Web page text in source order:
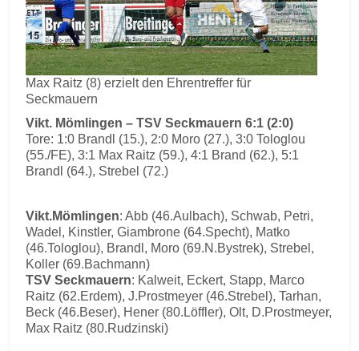
Max Raitz (8) erzielt den Ehrentreffer für
Seckmauern
Vikt. Mömlingen – TSV Seckmauern 6:1 (2:0)
Tore: 1:0 Brandl (15.), 2:0 Moro (27.), 3:0 Tologlou
(55./FE), 3:1 Max Raitz (59.), 4:1 Brand (62.), 5:1
Brandl (64.), Strebel (72.)
Vikt.Mömlingen: Abb (46.Aulbach), Schwab, Petri,
Wadel, Kinstler, Giambrone (64.Specht), Matko
(46.Tologlou), Brandl, Moro (69.N.Bystrek), Strebel,
Koller (69.Bachmann)
TSV Seckmauern: Kalweit, Eckert, Stapp, Marco
Raitz (62.Erdem), J.Prostmeyer (46.Strebel), Tarhan,
Beck (46.Beser), Hener (80.Löffler), Olt, D.Prostmeyer,
Max Raitz (80.Rudzinski)